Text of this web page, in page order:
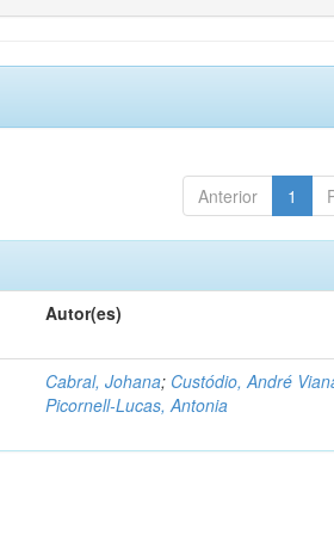
Anterior 1
Autor(es)
Cabral, Johana; Custódio, André
Picornell-Lucas, Antonia